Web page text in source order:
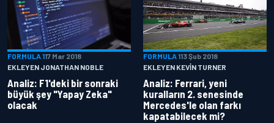
FORMULA 117 Mar 2018
EKLEYEN JONATHAN NOBLE
Analiz: F1'deki bir sonraki
büyük şey "Yapay Zeka"
olacak
FORMULA 113 Şub 2018
EKLEYEN KEVIN TURNER
Analiz: Ferrari, yeni
kuralların 2. senesinde
Mercedes'le olan farkı
kapatabilecek mi?